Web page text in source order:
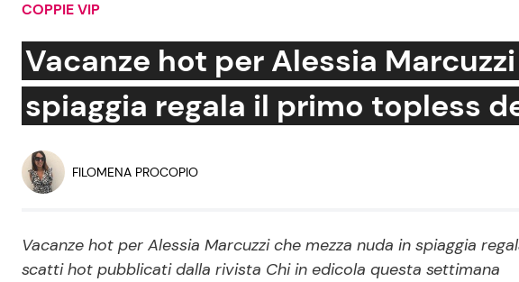
Social News
News dal mondo
Benessere
Mondo Mamma
News benessere
COPPIE VIP
Vacanze hot per Alessia
spiaggia regala il primo topless
FILOMENA PROCOPIO
Vacanze hot per Alessia Marcuzzi che mezza nuda in spiaggia
scatti hot pubblicati dalla rivista Chi in edicola questa settimana